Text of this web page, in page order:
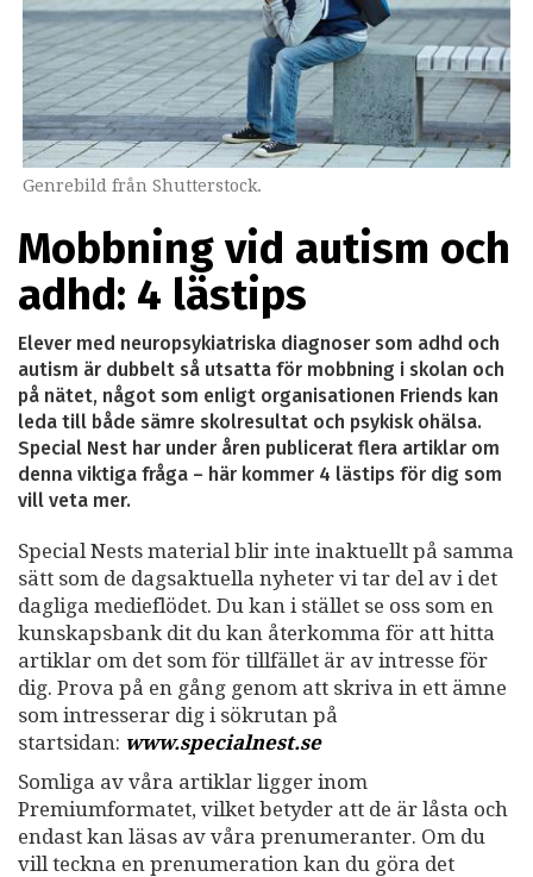
Genrebild från Shutterstock.
Mobbning vid autism och
adhd: 4 lästips
Elever med neuropsykiatriska diagnoser som adhd och
autism är dubbelt så utsatta för mobbning i skolan och
på nätet, något som enligt organisationen Friends kan
leda till både sämre skolresultat och psykisk ohälsa.
Special Nest har under åren publicerat flera artiklar om
denna viktiga fråga – här kommer 4 lästips för dig som
vill veta mer.
Special Nests material blir inte inaktuellt på samma
sätt som de dagsaktuella nyheter vi tar del av i det
dagliga medieflödet. Du kan i stället se oss som en
kunskapsbank dit du kan återkomma för att hitta
artiklar om det som för tillfället är av intresse för
dig. Prova på en gång genom att skriva in ett ämne
som intresserar dig i sökrutan på
startsidan: www.specialnest.se
Somliga av våra artiklar ligger inom
Premiumformatet, vilket betyder att de är låsta och
endast kan läsas av våra prenumeranter. Om du
vill teckna en prenumeration kan du göra det